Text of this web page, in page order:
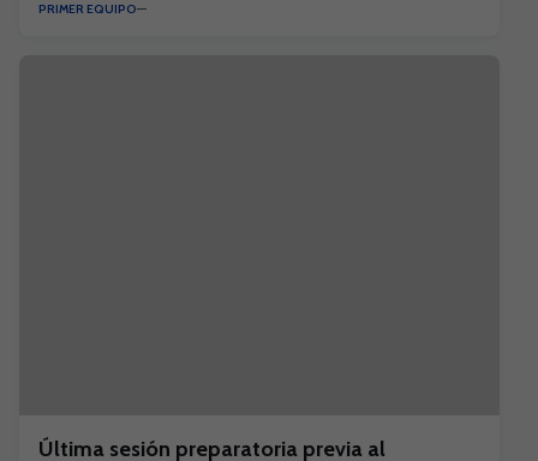
PRIMER EQUIPO
Última sesión preparatoria previa al